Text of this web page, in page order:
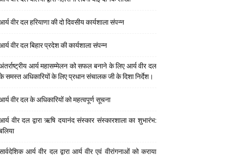
वीर दल हरियाणा की दो दिवसीय कार्यशाला संपन्न
वीर दल बिहार प्रदेश की कार्यशाला संपन्न
आर्य महासम्मेलन को सफल बनाने के लिए आर्य वीर दल
समस्त अधिकारियों के लिए प्रधान संचालक जी के दिशा निर्देश।
वीर दल के अधिकारियों को महत्वपूर्ण सूचना
वीर दल द्वारा ऋषि दयानंद संस्कार संस्कारशाला का शुभारंभ:
आर्य वीर दल द्वारा आर्य वीर एवं वीरांगनाओं को कराया